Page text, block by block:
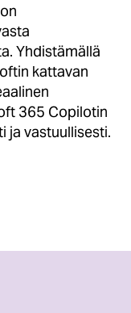
Yhdistämällä
kattavan
365 Copilotin
ja vastuullisesti.